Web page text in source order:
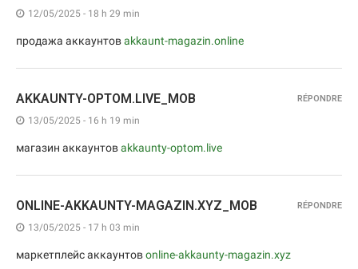
12/05/2025 - 18 h 29 min
продажа аккаунтовakkaunt-magazin.online
AKKAUNTY-OPTOM.LIVE_MOB
13/05/2025 - 16 h 19 min
магазин аккаунтовakkaunty-optom.live
RÉPONDRE
ONLINE-AKKAUNTY-MAGAZIN.XYZ_MOB
13/05/2025 - 17 h 03 min
маркетплейс аккаунтовonline-akkaunty-magazin.xyz
RÉPONDRE